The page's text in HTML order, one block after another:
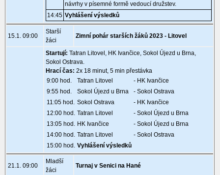
návrhy v písemné formě vedoucí družstev.
14:45 Vyhlášení výsledků
15.1. 09:00
Starší
žáci
Zimní pohár starších žáků 2023 - Litovel
Startují: Tatran Litovel, HK Ivančice, Sokol Újezd u Brna,
Sokol Ostrava.
Hrací čas: 2x 18 minut, 5 min přestávka
9:00 hod.
Tatran Litovel
- HK Ivančice
9:55 hod.
Sokol Újezd u Brna
- Sokol Ostrava
11:05 hod. Sokol Ostrava
- HK Ivančice
12:00 hod. Tatran Litovel
- Sokol Újezd u Brna
13:05 hod. HK Ivančice
- Sokol Újezd u Brna
14:00 hod. Tatran Litovel
- Sokol Ostrava
15:00 hod. Vyhlášení výsledků
21.1. 09:00
Mladší
žáci
Turnaj v Senici na Hané